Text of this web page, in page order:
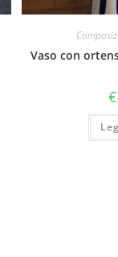
Vaso con
€